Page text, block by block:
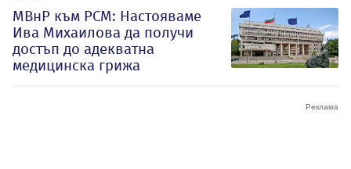
МВнР към РСМ: Настояваме
Ива Михаилова да получи
достъп до адекватна
медицинска грижа